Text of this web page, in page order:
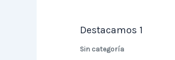
Destacamos 1
Sin categoría